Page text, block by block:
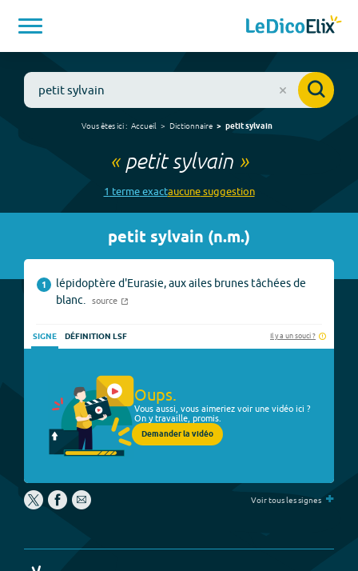
Vous êtes ici : Accueil Dictionnaire petit sylvain
« petit sylvain »
1 termeexactaucunesuggestion
petit sylvain (n.m.)
1
lépidoptère d'Eurasie, aux ailes brunes tâchées de
blanc.
source
SIGNE DÉFINITION LSF Il y a un souci ?
Oups.
Vous aussi, vous aimeriez voir une vidéo ici ?
On y travaille, promis.
Demander la vidéo
Voir tous les signes +